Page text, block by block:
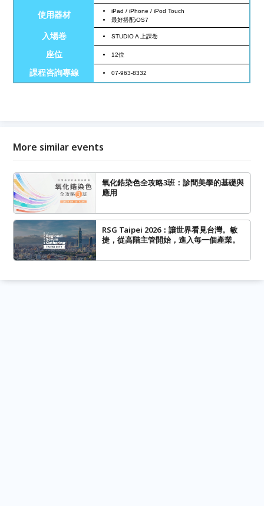
使用器材
iPad / iPhone / iPod Touch
最好搭配iOS7
入場卷 STUDIO A上課卷
座位 12位
課程咨詢專線 07-963-8332
More similar events
氧化鋯染色全攻略3班：診間美學的基礎與
應用
RSG Taipei 2026：讓世界看見台灣。敏
捷，從高階主管開始，進入每一個產業。